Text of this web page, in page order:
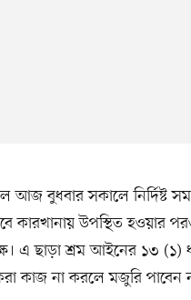
আজ বুধবার সকালে নির্দিষ্ট
কারখানায় উপস্থিত হওয়ার
এ ছাড়া শ্রম আইনের ১৩ (১)
কাজ না করলে মজুরি পাবেন